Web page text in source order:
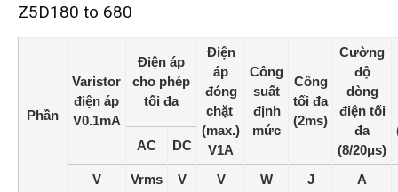
Z5D180 to 680
Phần
Varistor
điện áp
V0.1mA
Điện áp
cho phép
tối đa
Điện
áp
đóng
chặt
(max.)
V1A
Công
suất
định
mức
Công
tối đa
(2ms)
Cường
độ
dòng
điện tối
đa
(8/20μs)
AC
DC
V Vrms V V W J A